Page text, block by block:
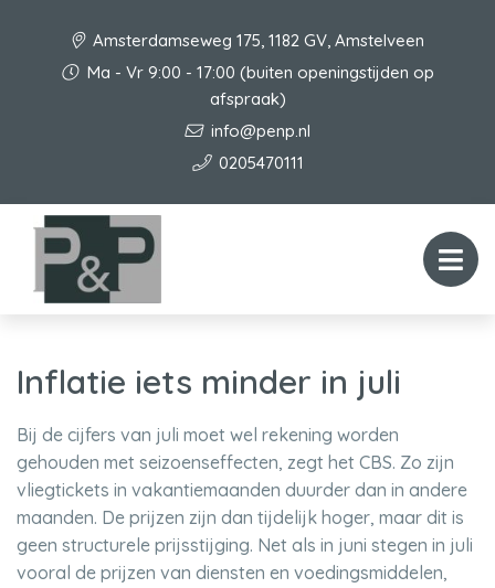
Amsterdamseweg 175, 1182 GV, Amstelveen
Ma - Vr 9:00 - 17:00 (buiten openingstijden op
afspraak)
info@penp.nl
0205470111
Inflatie iets minder in juli
Bij de cijfers van juli moet wel rekening worden
gehouden met seizoenseffecten, zegt het CBS. Zo zijn
vliegtickets in vakantiemaanden duurder dan in andere
maanden. De prijzen zijn dan tijdelijk hoger, maar dit is
geen structurele prijsstijging. Net als in juni stegen in juli
vooral de prijzen van diensten en voedingsmiddelen,